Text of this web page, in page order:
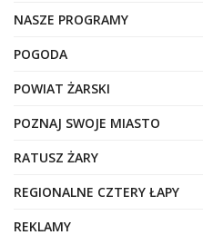
NASZE PROGRAMY
POGODA
POWIAT ŻARSKI
POZNAJ SWOJE MIASTO
RATUSZ ŻARY
REGIONALNE CZTERY ŁAPY
REKLAMY